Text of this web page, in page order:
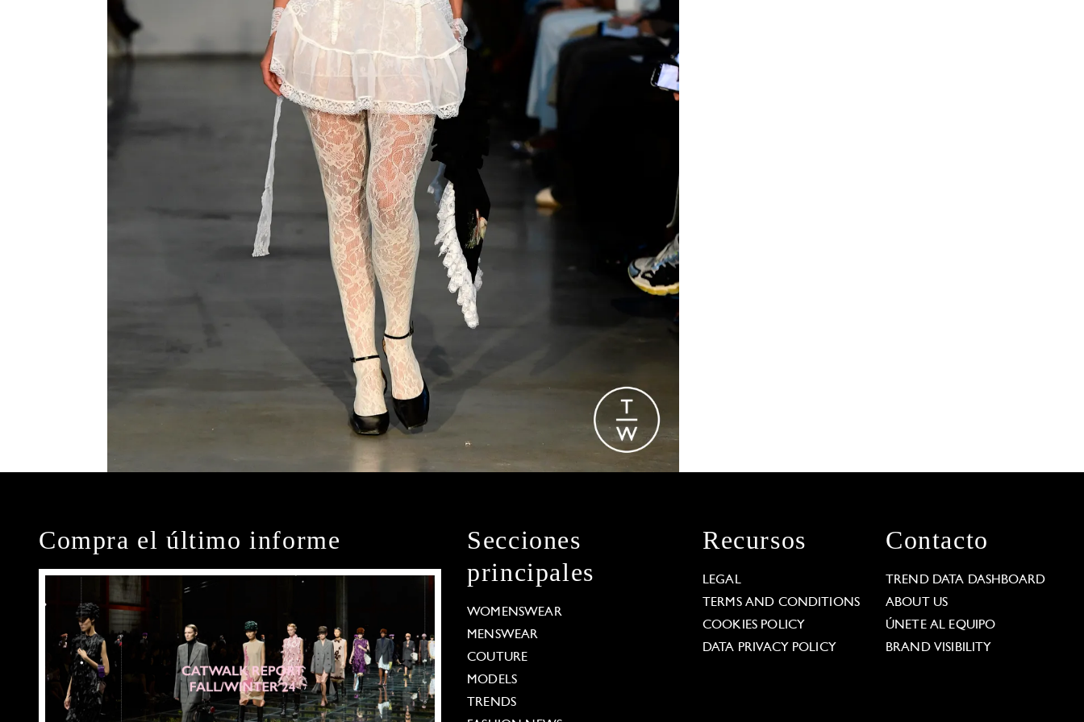
Compra el último informe
Secciones
principales
WOMENSWEAR
MENSWEAR
COUTURE
MODELS
TRENDS
Recursos
LEGAL
TERMS AND CONDITIONS
COOKIES POLICY
DATA PRIVACY POLICY
Contacto
TREND DATA DASHBOARD
ABOUT US
ÚNETE AL EQUIPO
BRAND VISIBILITY